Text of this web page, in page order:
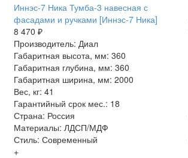
Иннэс-7 Ника Тумба-3 навесная с
фасадами и ручками [Иннэс-7 Ника]
8 470 ₽
Производитель: Диал
Габаритная высота, мм: 360
Габаритная глубина, мм: 360
Габаритная ширина, мм: 2000
Вес, кг: 41
Гарантийный срок мес.: 18
Страна: Россия
Материалы: ЛДСП/МДФ
Стиль: Современный
+